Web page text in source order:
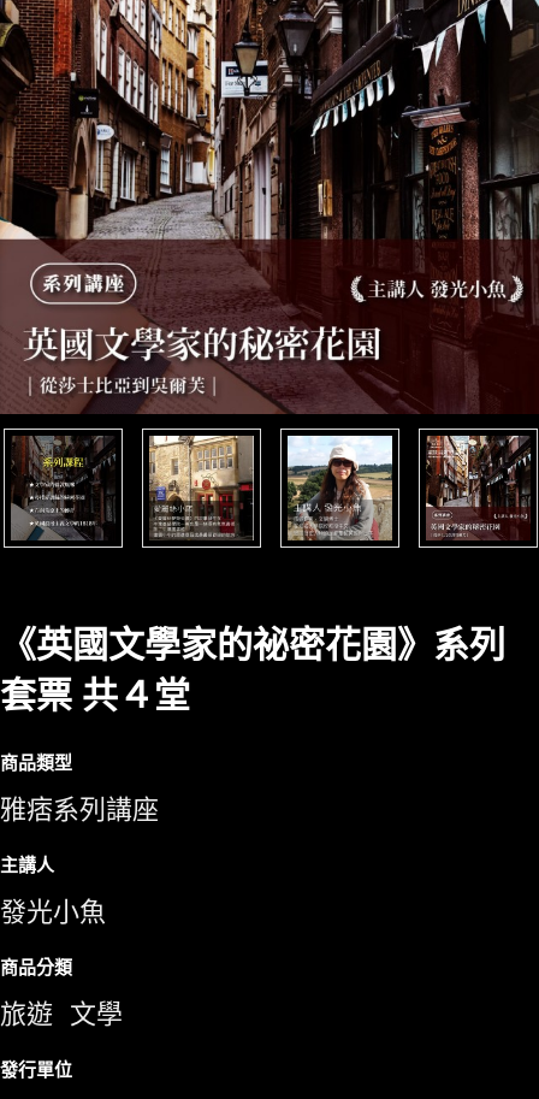
《英國文學家的祕密花園》系列
套票 共４堂
商品類型
雅痞系列講座
主講人
發光小魚
商品分類
旅遊 文學
發行單位